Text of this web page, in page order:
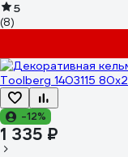
5
(8)
-12%
1 335 ₽